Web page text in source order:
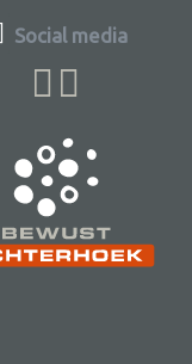
Social media